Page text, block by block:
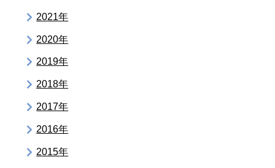
2021年
2020年
2019年
2018年
2017年
2016年
2015年